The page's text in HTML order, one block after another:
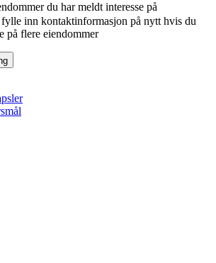
du har meldt interesse på
inn kontaktinformasjon på nytt hvis du
på flere eiendommer